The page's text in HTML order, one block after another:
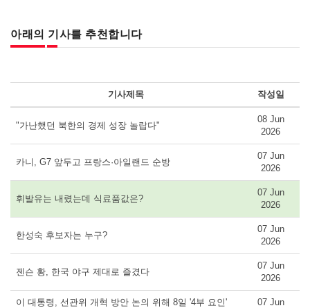
아래의 기사를 추천합니다
기사제목 작성일
"가난했던 북한의 경제 성장 놀랍다"
08 Jun
2026
카니, G7 앞두고 프랑스·아일랜드 순방
07 Jun
2026
휘발유는 내렸는데 식료품값은?
07 Jun
2026
한성숙 후보자는 누구?
07 Jun
2026
젠슨 황, 한국 야구 제대로 즐겼다
07 Jun
2026
이 대통령, 선관위 개혁 방안 논의 위해 8일 '4부 요인'
07 Jun